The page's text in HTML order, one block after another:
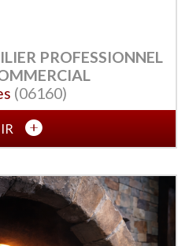
PROFESSIONNEL
(06160)